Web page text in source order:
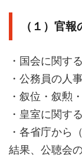
（１）官
・国会に関す
・公務員の人
・叙位・叙勲
・皇室に関す
・各省庁から
結果、公聴会